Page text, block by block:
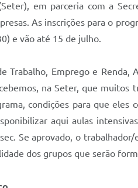
em parceria com a
As inscrições para o
e vão até 15 de julho.
Trabalho, Emprego e
na Seter, que
condições para que
aqui aulas
Se aprovado, o
dos grupos que serão